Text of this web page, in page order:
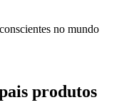
no mundo
produtos